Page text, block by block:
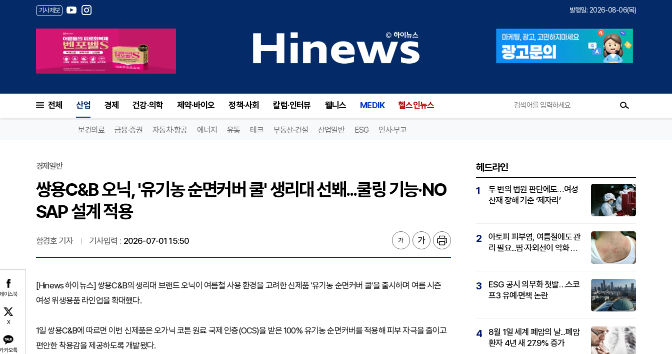
기사제보 발행일: 2026-08-06(목)
전체 산업 경제 건강·의학 제약·바이오 정책·사회 칼럼·인터뷰 웰니스 MEDIK 헬스인뉴스
보건의료 금융·증권 자동차·항공 에너지 유통 테크 부동산·건설 산업일반 ESG 인사·부고
이스북
X
카오톡
경제일반
쌍용C&B 오닉, '유기농 순면커버 쿨' 생리대 선봬...쿨링 기능·NO
SAP 설계 적용
함경호 기자 기사입력 : 2026-07-01 15:50
[Hinews 하이뉴스] 쌍용C&B의 생리대 브랜드 오닉이 여름철 사용 환경을 고려한 신제품 '유기농 순면커버 쿨'을 출시하며 여름 시즌
여성 위생용품 라인업을 확대했다.
1일 쌍용C&B에 따르면 이번 신제품은 오가닉 코튼 원료 국제 인증(OCS)을 받은 100% 유기농 순면커버를 적용해 피부 자극을 줄이고
편안한 착용감을 제공하도록 개발됐다.
헤드라인
1
두 번의 법원 판단에도…여성
산재 장해 기준 ‘제자리’
2
아토피 피부염, 여름철에도 관
리 필요...땀·자외선이 악화 요
3
ESG 공시 의무화 첫발…스코
프3 유예·면책 논란
4
8월 1일 세계 폐암의 날...폐암
환자 4년 새 27.9% 증가